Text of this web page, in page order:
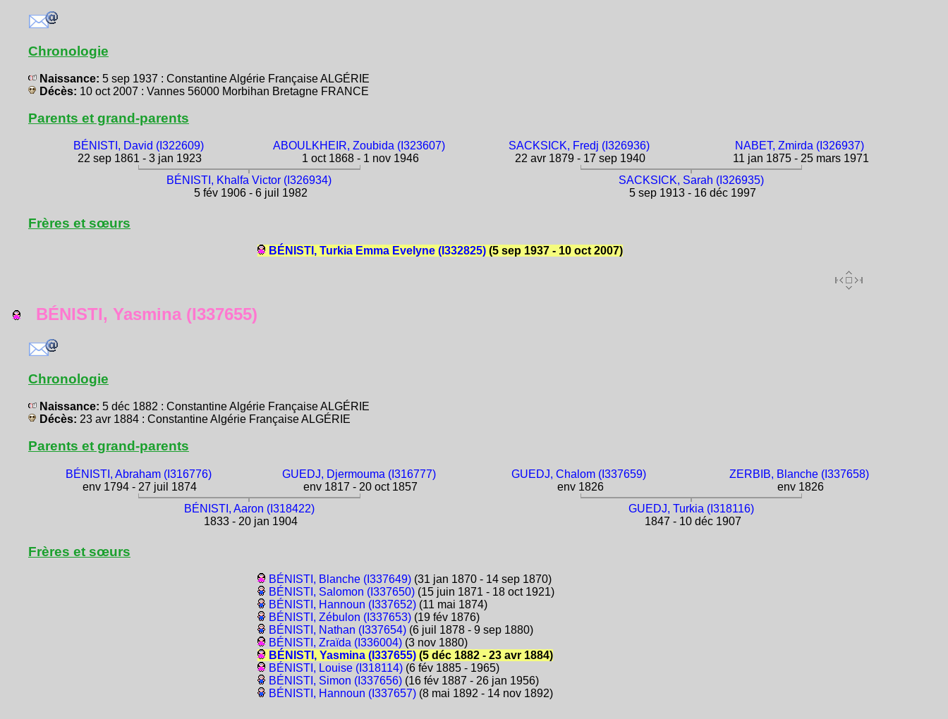
Chronologie
Naissance: 5 sep 1937 : Constantine Algérie Française ALGÉRIE
Décès: 10 oct 2007 : Vannes 56000 Morbihan Bretagne FRANCE
Parents et grand-parents
BÉNISTI, David (I322609)
22 sep 1861 - 3 jan 1923
ABOULKHEIR, Zoubida (I323607)
1 oct 1868 - 1 nov 1946
SACKSICK, Fredj (I326936)
22 avr 1879 - 17 sep 1940
NABET, Zmirda (I326937)
11 jan 1875 - 25 mars 1971
BÉNISTI, Khalfa Victor (I326934)
5 fév 1906 - 6 juil 1982
SACKSICK, Sarah (I326935)
5 sep 1913 - 16 déc 1997
Frères et sœurs
BÉNISTI, Turkia Emma Evelyne (I332825) (5 sep 1937 - 10 oct 2007)
BÉNISTI, Yasmina (I337655)
Chronologie
Naissance: 5 déc 1882 : Constantine Algérie Française ALGÉRIE
Décès: 23 avr 1884 : Constantine Algérie Française ALGÉRIE
Parents et grand-parents
BÉNISTI, Abraham (I316776)
env 1794 - 27 juil 1874
GUEDJ, Djermouma (I316777)
env 1817 - 20 oct 1857
GUEDJ, Chalom (I337659)
env 1826
ZERBIB, Blanche (I337658)
env 1826
BÉNISTI, Aaron (I318422)
1833 - 20 jan 1904
GUEDJ, Turkia (I318116)
1847 - 10 déc 1907
Frères et sœurs
BÉNISTI, Blanche (I337649) (31 jan 1870 - 14 sep 1870)
BÉNISTI, Salomon (I337650) (15 juin 1871 - 18 oct 1921)
BÉNISTI, Hannoun (I337652) (11 mai 1874)
BÉNISTI, Zébulon (I337653) (19 fév 1876)
BÉNISTI, Nathan (I337654) (6 juil 1878 - 9 sep 1880)
BÉNISTI, Zraïda (I336004) (3 nov 1880)
BÉNISTI, Yasmina (I337655) (5 déc 1882 - 23 avr 1884)
BÉNISTI, Louise (I318114) (6 fév 1885 - 1965)
BÉNISTI, Simon (I337656) (16 fév 1887 - 26 jan 1956)
BÉNISTI, Hannoun (I337657) (8 mai 1892 - 14 nov 1892)